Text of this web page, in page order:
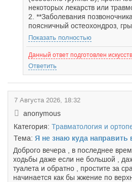
некоторых лекарств или
2. **Заболевания
поясничный остеохондроз,
Показать полностью
Данный ответ подготовлен
Ответить
7 Августа 2026, 18:32
anonymous
Категория: Травматология и
Тема: Я не знаю куда направить
Доброго вечера , в последнее
ходьбы даже если не большой ,
туалета и обратно , простите за
начинается как бы жжение по